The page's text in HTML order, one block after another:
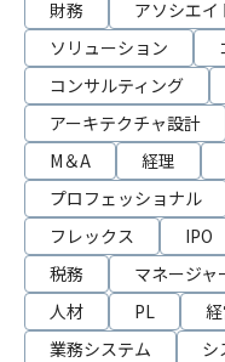
財務 アソシエイ
ソリューション
コンサルティング
アーキテクチャ設計
M＆A
経理
プロフェッショナル
フレックス
IPO
税務
マネージャ
人材
PL
業務システム
シ